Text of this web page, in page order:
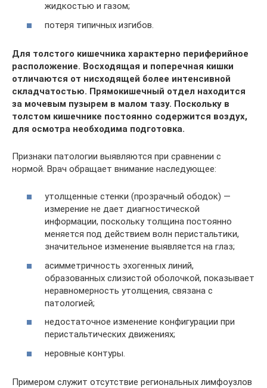
жидкостью и газом;
потеря типичных изгибов.
Для толстого кишечника характерно периферийное
расположение. Восходящая и поперечная кишки
отличаются от нисходящей более интенсивной
складчатостью. Прямокишечный отдел находится
за мочевым пузырем в малом тазу. Поскольку в
толстом кишечнике постоянно содержится воздух,
для осмотра необходима подготовка.
Признаки патологии выявляются при сравнении с
нормой. Врач обращает внимание наследующее:
утолщенные стенки (прозрачный ободок) —
измерение не дает диагностической
информации, поскольку толщина постоянно
меняется под действием волн перистальтики,
значительное изменение выявляется на глаз;
асимметричность эхогенных линий,
образованных слизистой оболочкой, показывает
неравномерность утолщения, связана с
патологией;
недостаточное изменение конфигурации при
перистальтических движениях;
неровные контуры.
Примером служит отсутствие региональных лимфоузлов